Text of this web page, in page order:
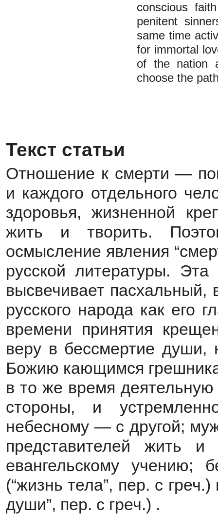
conscious
penitent
same time
for immortal
of the nation
choose the
Текст статьи
Отношение к смерти —
и каждого отдельного
здоровья, жизненной
жить и творить.
осмысление явления
русской литературы.
высвечивает пасхальный,
русского народа как его
времени принятия
веру в бессмертие души,
Божию кающимся
в то же время
стороны, и
небесному — с другой;
представителей жить
евангельскому учению;
(“жизнь тела”, пер. с
души”, пер. с греч.) .